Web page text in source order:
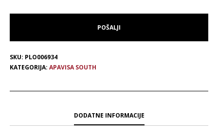
SKU: PLO006934
KATEGORIJA: APAVISA SOUTH
DODATNE INFORMACIJE